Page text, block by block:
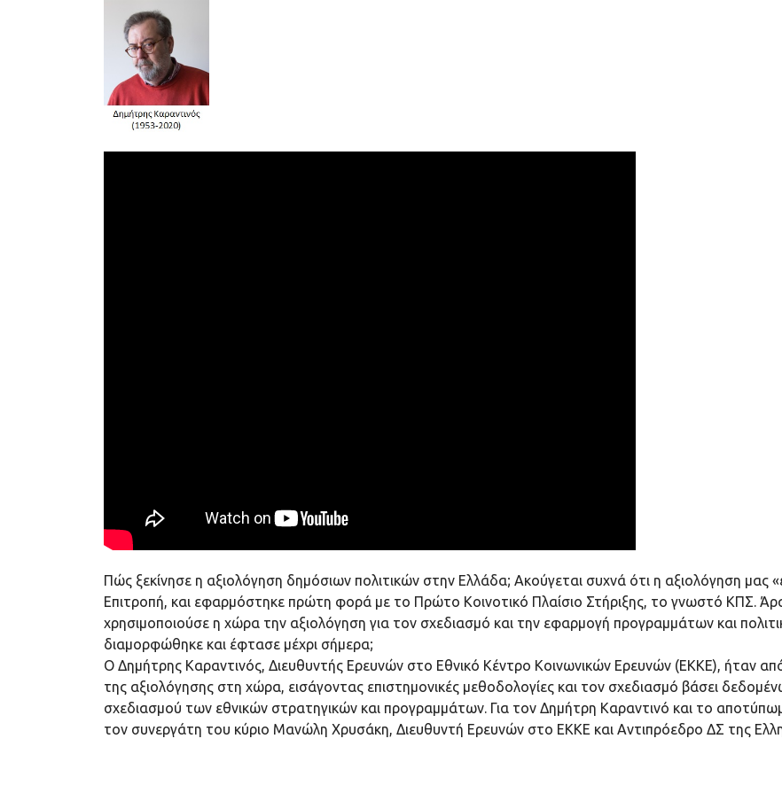
Πώς ξεκίνησε η αξιολόγηση δημόσιων πολιτικών στην Ελλάδα; Ακούγεται συχνά ότι η αξιολόγηση μας
Επιτροπή, και εφαρμόστηκε πρώτη φορά με το Πρώτο Κοινοτικό Πλαίσιο Στήριξης, το γνωστό ΚΠΣ.
χρησιμοποιούσε η χώρα την αξιολόγηση για τον σχεδιασμό και την εφαρμογή προγραμμάτων και
διαμορφώθηκε και έφτασε μέχρι σήμερα;
Ο Δημήτρης Καραντινός, Διευθυντής Ερευνών στο Εθνικό Κέντρο Κοινωνικών Ερευνών (ΕΚΚΕ), ήταν
της αξιολόγησης στη χώρα, εισάγοντας επιστημονικές μεθοδολογίες και τον σχεδιασμό βάσει
σχεδιασμού των εθνικών στρατηγικών και προγραμμάτων. Για τον Δημήτρη Καραντινό και το
τον συνεργάτη του κύριο Μανώλη Χρυσάκη, Διευθυντή Ερευνών στο ΕΚΚΕ και Αντιπρόεδρο ΔΣ της